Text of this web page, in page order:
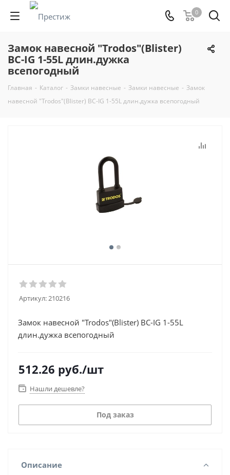
0
Замок навесной "Trodos"(Blister)
ВС-IG 1-55L длин.дужка
всепогодный
Главная - Каталог - Замки навесные - Замки навесные - Замок
навесной "Trodos"(Blister) ВС-IG 1-55L длин.дужка всепогодный
Артикул:210216
Замок навесной "Trodos"(Blister) ВС-IG 1-55L
длин.дужка всепогодный
512.26 руб./шт
Нашли дешевле?
Под заказ
Описание